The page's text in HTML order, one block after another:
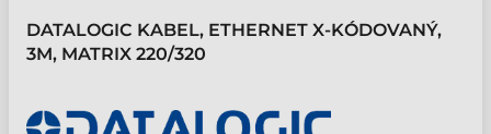
DATALOGIC KABEL, ETHERNET X-KÓDOVANÝ,
3M, MATRIX 220/320